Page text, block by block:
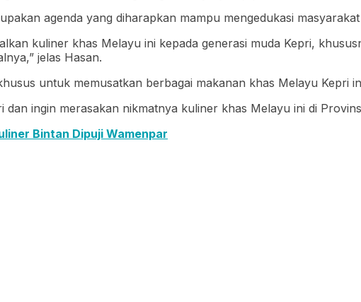
agenda yang diharapkan mampu mengedukasi
kuliner khas Melayu ini kepada generasi muda Kepri,
jelas Hasan.
untuk memusatkan berbagai makanan khas Melayu Kepri
ingin merasakan nikmatnya kuliner khas Melayu ini di
Bintan Dipuji Wamenpar